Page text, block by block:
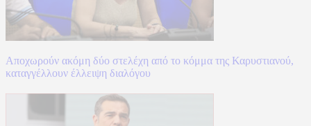
Αποχωρούν ακόμη δύο στελέχη από το κόμμα της Καρυστιανού,
καταγγέλλουν έλλειψη διαλόγου